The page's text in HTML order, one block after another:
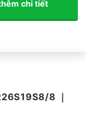
chi tiết
8